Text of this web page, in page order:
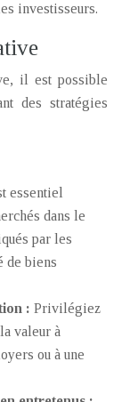
investisseurs.
il est possible
des stratégies
essentiel
dans le
par les
de biens
: Privilégiez
valeur à
ou à une